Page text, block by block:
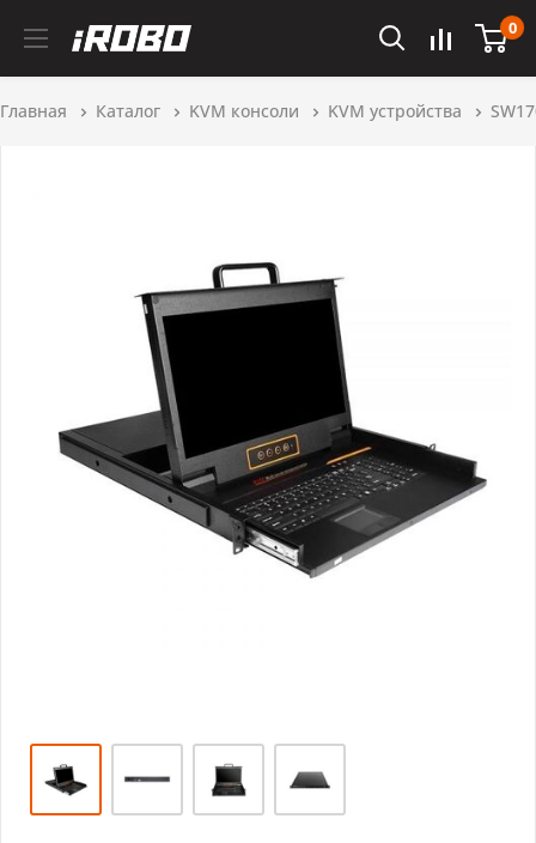
0
Главная Каталог KVM консоли KVM устройства